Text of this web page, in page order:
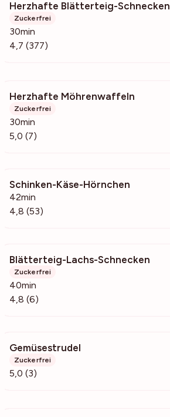
Herzhafte Blätterteig-Schnecken
Zuckerfrei
30min
4,7 (377)
Herzhafte Möhrenwaffeln
Zuckerfrei
30min
5,0 (7)
Schinken-Käse-Hörnchen
42min
4,8 (53)
Blätterteig-Lachs-Schnecken
Zuckerfrei
40min
4,8 (6)
Gemüsestrudel
Zuckerfrei
5,0 (3)